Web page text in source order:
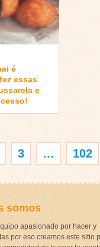
é
essas
e
3 … 102
somos
apasionado por hacer y
por eso creamos este sitio